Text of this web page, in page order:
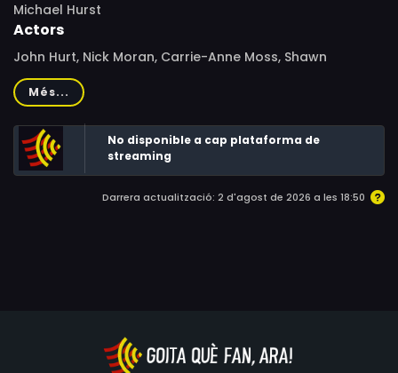
Michael Hurst
Actors
John Hurt, Nick Moran, Carrie-Anne Moss, Shawn
Wayans, Joe Pantoliano, Goûchy Boy, A.C. Peterson,
Eugene Robert Glazer, Arthur Eng, Alex Karzis, Richard
Fitzpatrick, Hardee T. Lineham, Rob Freeman
Més...
No disponible a cap plataforma de
streaming
Darrera actualització: 2 d'agost de 2026 a les 18:50